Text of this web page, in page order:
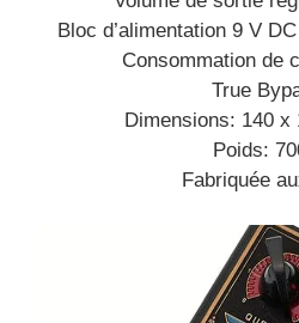
Bloc d’alimentation 9 V
Consommation de
True
Dimensions: 140 x
Poids:
Fabriquée